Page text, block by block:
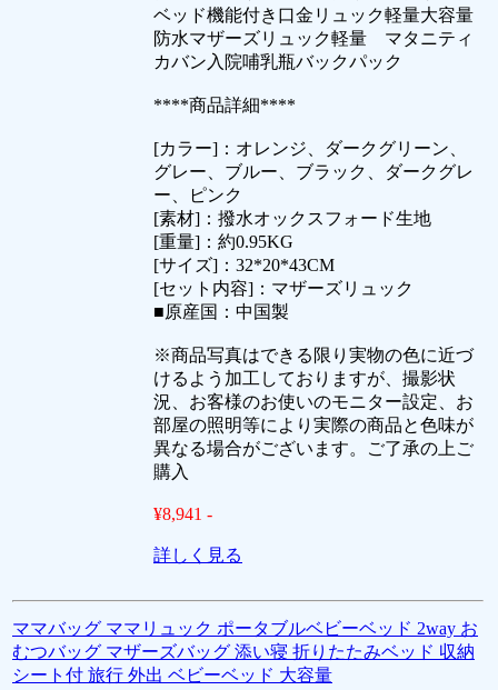
ベッド機能付き口金リュック軽量大容量
防水マザーズリュック軽量 マタニティ
カバン入院哺乳瓶バックパック
****商品詳細****
[カラー]：オレンジ、ダークグリーン、
グレー、ブルー、ブラック、ダークグレ
ー、ピンク
[素材]：撥水オックスフォード生地
[重量]：約0.95KG
[サイズ]：32*20*43CM
[セット内容]：マザーズリュック
■原産国：中国製
※商品写真はできる限り実物の色に近づ
けるよう加工しておりますが、撮影状
況、お客様のお使いのモニター設定、お
部屋の照明等により実際の商品と色味が
異なる場合がございます。ご了承の上ご
購入
¥8,941 -
詳しく見る
ママバッグ ママリュック ポータブルベビーベッド 2way お
むつバッグ マザーズバッグ 添い寝 折りたたみベッド 収納
シート付 旅行 外出 ベビーベッド 大容量